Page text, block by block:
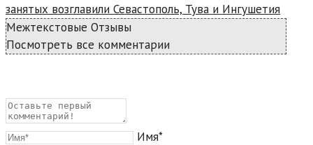
занятых возглавили Севастополь, Тува и Ингушетия
Межтекстовые Отзывы
Посмотреть все комментарии
Имя*